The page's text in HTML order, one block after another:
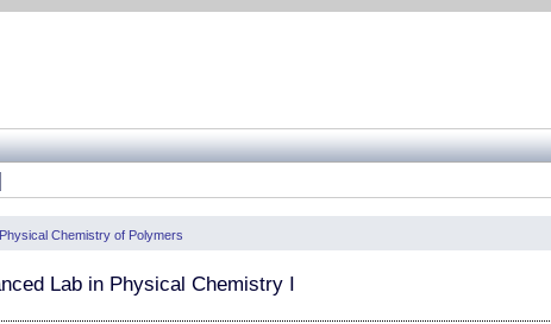
Physical Chemistry of Polymers
Lab in Physical Chemistry I